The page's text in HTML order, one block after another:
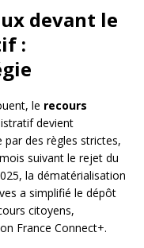
devant le
:
le recours
devient
par des règles strictes,
suivant le rejet du
la dématérialisation
a simplifié le dépôt
citoyens,
France Connect+.